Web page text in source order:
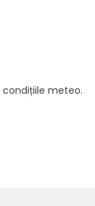
meteo.